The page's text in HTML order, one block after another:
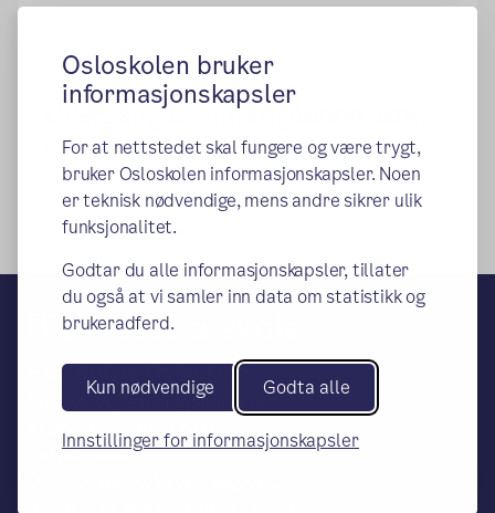
Osloskolen bruker
informasjonskapsler
For at nettstedet skal fungere og være trygt,
bruker Osloskolen informasjonskapsler. Noen
er teknisk nødvendige, mens andre sikrer ulik
funksjonalitet.
Godtar du alle informasjonskapsler, tillater
du også at vi samler inn data om statistikk og
brukeradferd.
Kun nødvendige Godta alle
Innstillinger for informasjonskapsler
Overgang til videregående skole
Viktig informasjon
Bjørnsletta skole
– en del av Osloskolen
Besøks- og leveringsadresse:
Åsjordet 5, 0381 OSLO
Postadresse: